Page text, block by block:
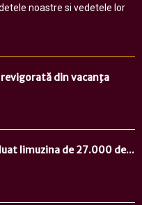
noastre si vedetele lor
din vacanţa
limuzina de 27.000 de...